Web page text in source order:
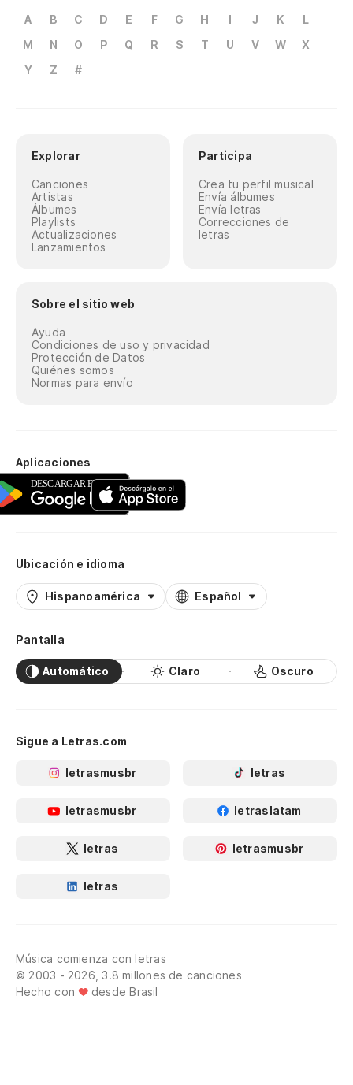
A B C D E F G H I J K
L
M
N O P Q R S T U V W
X
Y
Z #
Explorar
Canciones
Artistas
Álbumes
Playlists
Actualizaciones
Lanzamientos
Participa
Crea tu perfil musical
Envía álbumes
Envía letras
Correcciones de
letras
Sobre el sitio web
Ayuda
Condiciones de uso y privacidad
Protección de Datos
Quiénes somos
Normas para envío
Aplicaciones
Ubicación e idioma
Hispanoamérica Español
Pantalla
Automático Claro Oscuro
Sigue a Letras.com
letrasmusbr letras
letrasmusbr letraslatam
letras letrasmusbr
letras
Música comienza con letras
© 2003 - 2026, 3.8 millones de canciones
Hecho con
desde Brasil